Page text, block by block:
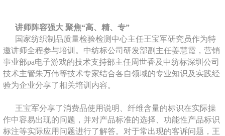
讲师阵容强大 聚焦“高、精、专”
国家纺织制品质量检验检测中心主任王宝军研究员作为特
邀讲师全程参与培训。中纺标公司研发部副主任姜慧霞，营销
事业部pa电子游戏的技术支持部主任周世香及中纺标深圳公司
技术主管朱万伟等技术专家结合各自领域的专业知识及实践经
验为企业分享了相关培训内容。
王宝军分享了消费品使用说明、纤维含量的标识在实际操
作中容易出现的问题，并对产品标准的选择、功能性产品标识
标注等实际应用问题进行了解答。对于常出现的客诉问题，王